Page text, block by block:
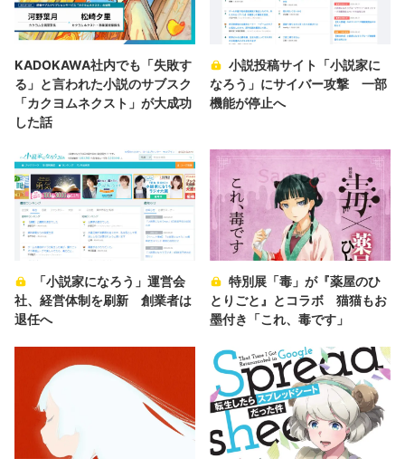
KADOKAWA社内でも「失敗す
る」と言われた小説のサブスク
「カクヨムネクスト」が大成功
した話
小説投稿サイト「小説家に
なろう」にサイバー攻撃 一部
機能が停止へ
「小説家になろう」運営会
社、経営体制を刷新 創業者は
退任へ
特別展「毒」が『薬屋のひ
とりごと』とコラボ 猫猫もお
墨付き「これ、毒です」